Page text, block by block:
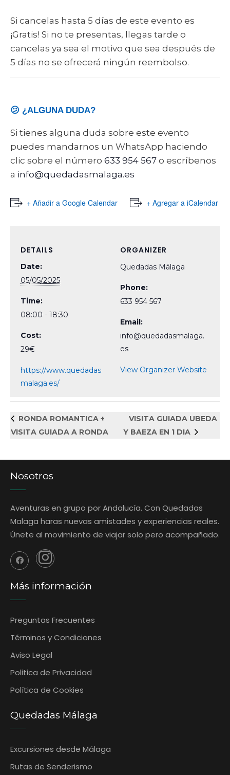
Si cancelas hasta 5 días de este evento es
¡Gratis! Si no te presentas, llegas tarde o
cancelas ya sea el motivo que sea después de
5 días no se ofrecerá ningún reembolso.
😕 ¿ALGUNA DUDA?
Si tienes alguna duda sobre este evento
puedes mandarnos un WhatsApp haciendo
clic sobre el número 633 954 567 o escríbenos
a info@quedadasmalaga.es
+ Añadir a Google Calendar + Agregar a iCalendar
DETAILS
Date:
05/05/2025
Time:
08:00 - 18:30
Cost:
29€
https://www.quedadas
malaga.es/
ORGANIZER
Quedadas Málaga
Phone:
633 954 567
Email:
info@quedadasmalaga.
es
View Organizer Website
RONDA ROMANTICA +
VISITA GUIADA A RONDA
VISITA GUIADA UBEDA
Y BAEZA EN 1 DIA
Nosotros
Aventuras en grupo por Andalucía. Con Quedadas
Malaga haras nuevas amistades y experiencias reales.
Únete al movimiento de viajar solo pero acompañado.
Más información
Preguntas Frecuentes
‎Términos y Condiciones
Aviso Legal
Politica de Privacidad
Política de Cookies
Quedadas Málaga
Excursiones desde Málaga
Rutas de Senderismo